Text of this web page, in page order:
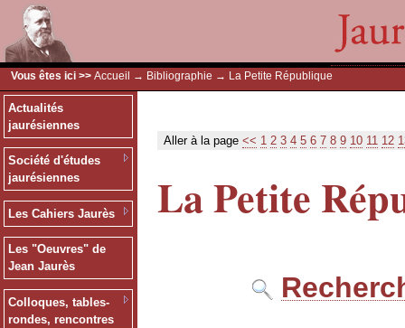
Vous êtes ici >> Accueil → Bibliographie → La Petite République
Actualités
jaurésiennes
Société d'études
jaurésiennes
Les Cahiers Jaurès
Les "Oeuvres" de
Jean Jaurès
Colloques, tables-
rondes, rencontres
Aller à la page << 1 2 3 4 5 6 7 8 9 10 11 12
La Petite